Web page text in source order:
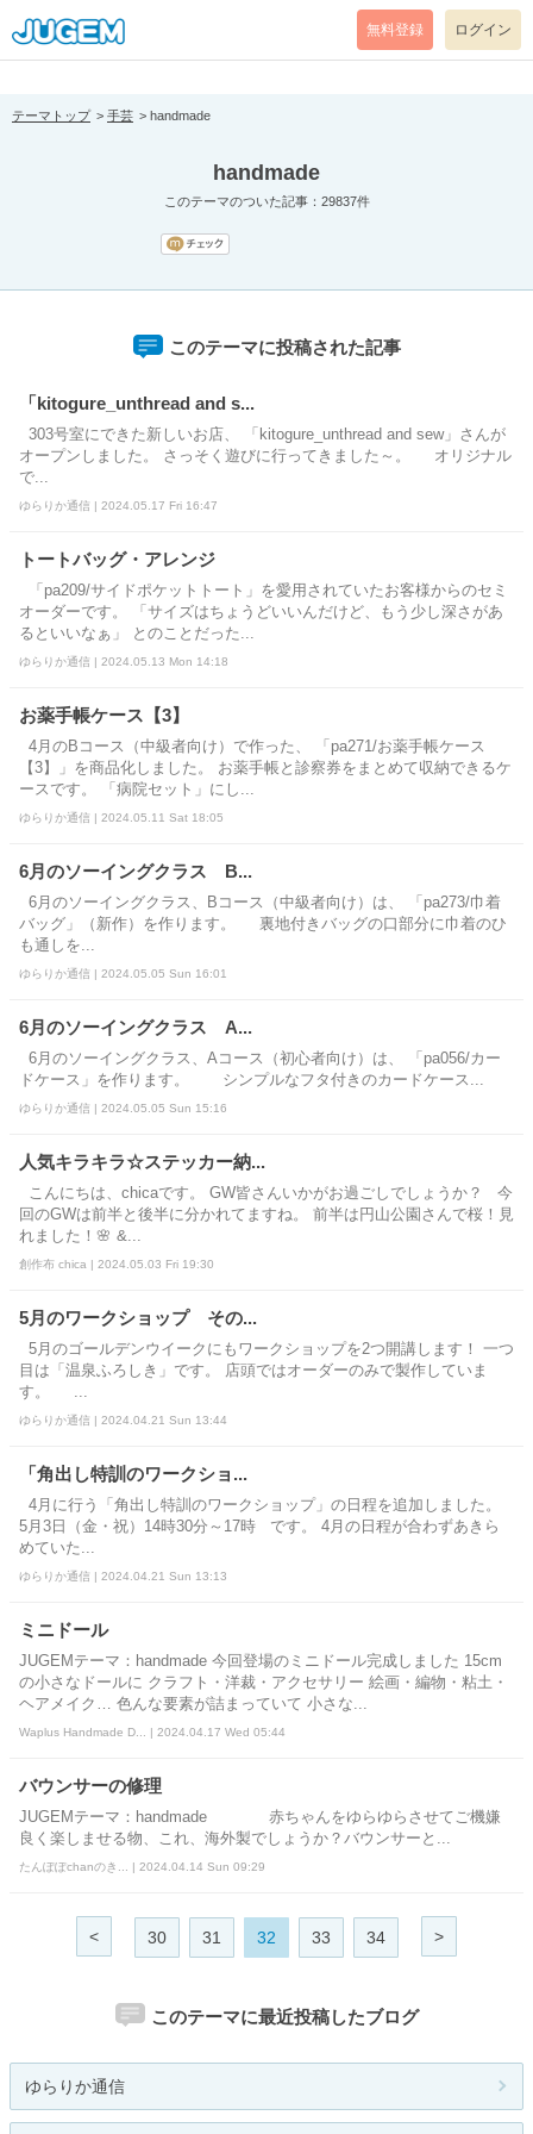
[pear_error: message="Success" code=0 mode=return level=notice
prefix="" info=""]
無料登録 ログイン
テーマトップ 手芸 handmade
handmade
このテーマのついた記事：29837件
このテーマに投稿された記事
「kitogure_unthread and s...
303号室にできた新しいお店、 「kitogure_unthread and sew」さんが
オープンしました。 さっそく遊びに行ってきました～。 オリジナル
で...
ゆらりか通信 | 2024.05.17 Fri 16:47
トートバッグ・アレンジ
「pa209/サイドポケットトート」を愛用されていたお客様からのセミ
オーダーです。 「サイズはちょうどいいんだけど、もう少し深さがあ
るといいなぁ」 とのことだった...
ゆらりか通信 | 2024.05.13 Mon 14:18
お薬手帳ケース【3】
4月のBコース（中級者向け）で作った、 「pa271/お薬手帳ケース
【3】」を商品化しました。 お薬手帳と診察券をまとめて収納できるケ
ースです。 「病院セット」にし...
ゆらりか通信 | 2024.05.11 Sat 18:05
6月のソーイングクラス B...
6月のソーイングクラス、Bコース（中級者向け）は、 「pa273/巾着
バッグ」（新作）を作ります。 裏地付きバッグの口部分に巾着のひ
も通しを...
ゆらりか通信 | 2024.05.05 Sun 16:01
6月のソーイングクラス A...
6月のソーイングクラス、Aコース（初心者向け）は、 「pa056/カー
ドケース」を作ります。 シンプルなフタ付きのカードケース...
ゆらりか通信 | 2024.05.05 Sun 15:16
人気キラキラ☆ステッカー納...
こんにちは、chicaです。 GW皆さんいかがお過ごしでしょうか？ 今
回のGWは前半と後半に分かれてますね。 前半は円山公園さんで桜！見
れました！🌸 &...
創作布 chica | 2024.05.03 Fri 19:30
5月のワークショップ その...
5月のゴールデンウイークにもワークショップを2つ開講します！ 一つ
目は「温泉ふろしき」です。 店頭ではオーダーのみで製作していま
す。 ...
ゆらりか通信 | 2024.04.21 Sun 13:44
「角出し特訓のワークショ...
4月に行う「角出し特訓のワークショップ」の日程を追加しました。
5月3日（金・祝）14時30分～17時 です。 4月の日程が合わずあきら
めていた...
ゆらりか通信 | 2024.04.21 Sun 13:13
ミニドール
JUGEMテーマ：handmade 今回登場のミニドール完成しました 15cm
の小さなドールに クラフト・洋裁・アクセサリー 絵画・編物・粘土・
ヘアメイク… 色んな要素が詰まっていて 小さな...
Waplus Handmade D... | 2024.04.17 Wed 05:44
バウンサーの修理
JUGEMテーマ：handmade 赤ちゃんをゆらゆらさせてご機嫌
良く楽しませる物、これ、海外製でしょうか？バウンサーと...
たんぽぽchanのき... | 2024.04.14 Sun 09:29
< 30 31 32 33 34 >
このテーマに最近投稿したブログ
ゆらりか通信